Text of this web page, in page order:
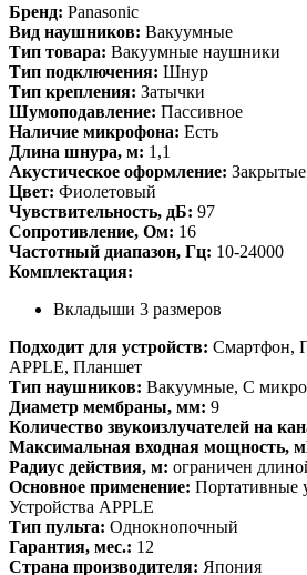
Бренд: Panasonic
Вид наушников: Вакуумные
Тип товара: Вакуумные наушники
Тип подключения: Шнур
Тип крепления: Затычки
Шумоподавление: Пассивное
Наличие микрофона: Есть
Длина шнура, м: 1,1
Акустическое оформление: Закрытые
Цвет: Фиолетовый
Чувствительность, дБ: 97
Сопротивление, Ом: 16
Частотный диапазон, Гц: 10-24000
Комплектация:
Вкладыши 3 размеров
Подходит для устройств: Смартфон,
APPLE, Планшет
Тип наушников: Вакуумные, С
Диаметр мембраны, мм: 9
Количество звукоизлучателей на
Максимальная входная мощность,
Радиус действия, м: ограничен
Основное применение: Портативные
Устройства APPLE
Тип пульта: Однокнопочный
Гарантия, мес.: 12
Страна производителя: Япония